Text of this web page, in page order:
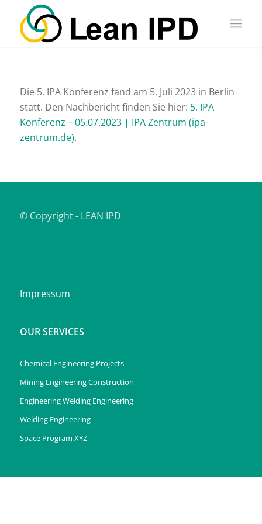
Die 5. IPA Konferenz fand am 5. Juli 2023 in Berlin
statt. Den Nachbericht finden Sie hier: 5. IPA
Konferenz – 05.07.2023 | IPA Zentrum (ipa-
zentrum.de).
© Copyright - LEAN IPD
Impressum
OUR SERVICES
Chemical Engineering Projects
Mining Engineering Construction
Engineering Welding Engineering
Welding Engineering
Space Program XYZ